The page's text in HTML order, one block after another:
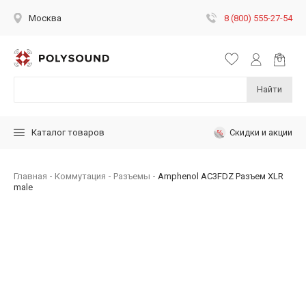
Москва 8 (800) 555-27-54
Найти
Каталог товаров Скидки и акции
Главная Коммутация Разъемы
Amphenol AC3FDZ Разъем XLR
male